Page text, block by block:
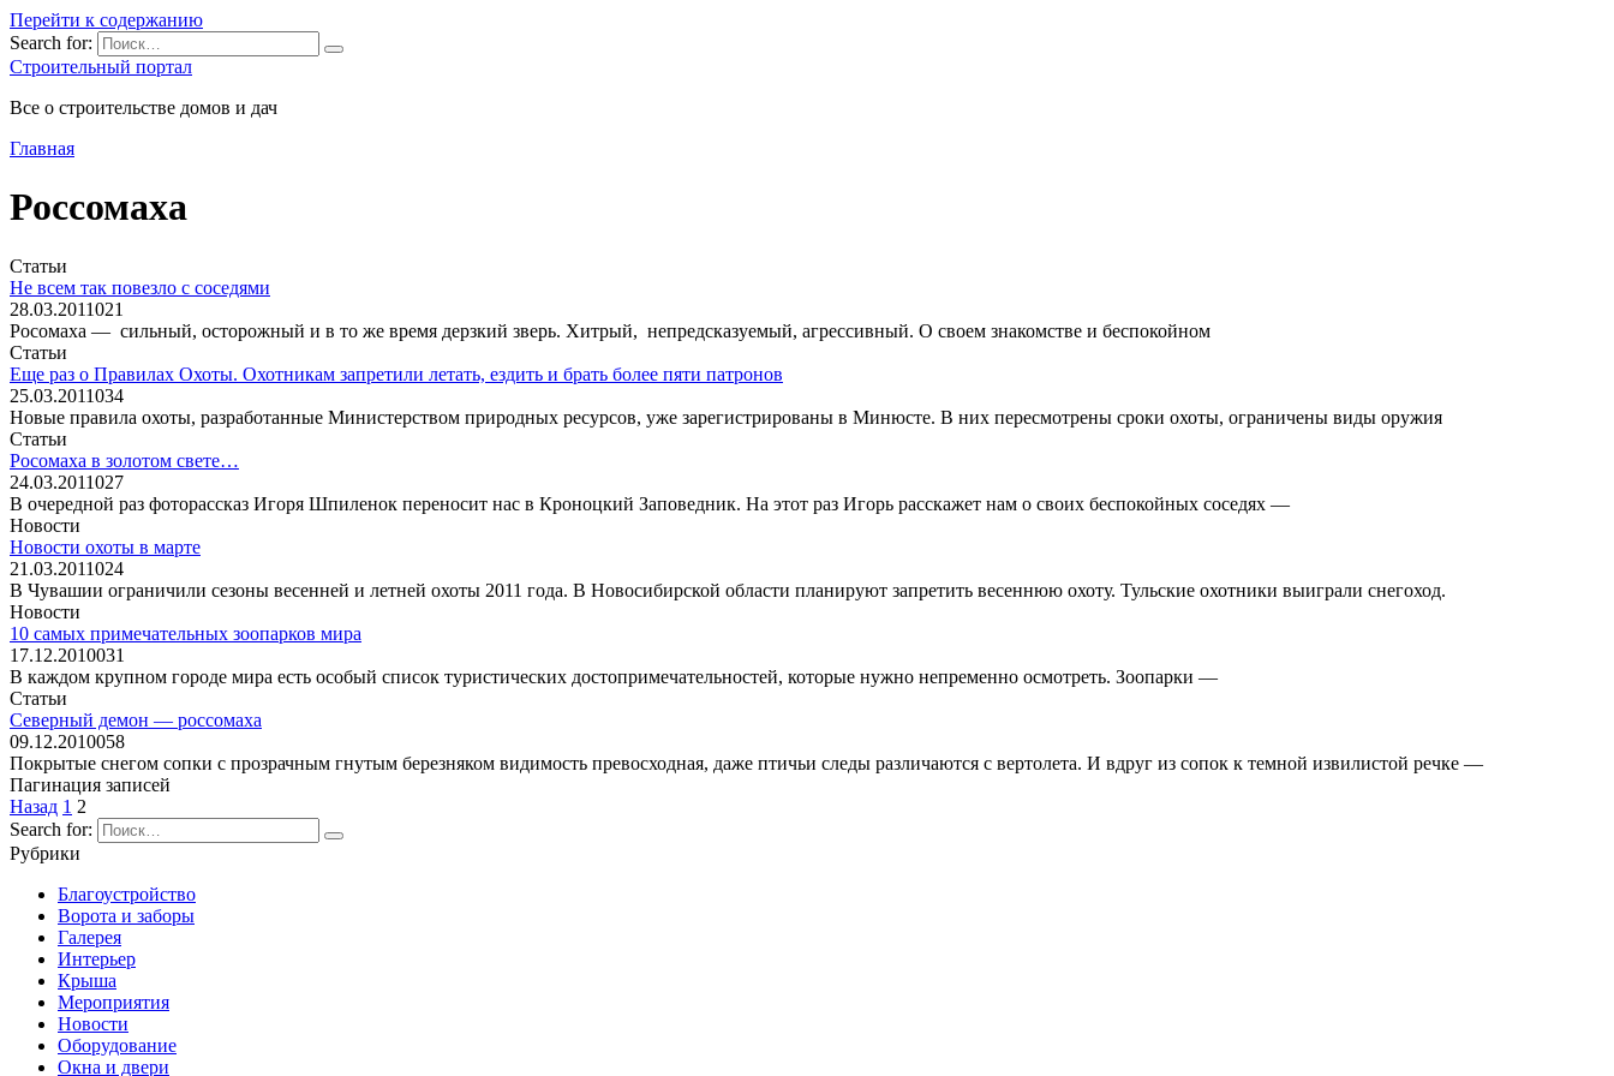
Перейти к содержанию
Search for:
Строительный портал
Все о строительстве домов и дач
Главная
Россомаха
Статьи
Не всем так повезло с соседями
28.03.2011021
Росомаха — сильный, осторожный и в то же время дерзкий зверь. Хитрый, непредсказуемый, агрессивный. О своем знакомстве и беспокойном
Статьи
Еще раз о Правилах Охоты. Охотникам запретили летать, ездить и брать более пяти патронов
25.03.2011034
Новые правила охоты, разработанные Министерством природных ресурсов, уже зарегистрированы в Минюсте. В них пересмотрены сроки охоты, ограничены виды оружия
Статьи
Росомаха в золотом свете…
24.03.2011027
В очередной раз фоторассказ Игоря Шпиленок переносит нас в Кроноцкий Заповедник. На этот раз Игорь расскажет нам о своих беспокойных соседях —
Новости
Новости охоты в марте
21.03.2011024
В Чувашии ограничили сезоны весенней и летней охоты 2011 года. В Новосибирской области планируют запретить весеннюю охоту. Тульские охотники выиграли снегоход.
Новости
10 самых примечательных зоопарков мира
17.12.2010031
В каждом крупном городе мира есть особый список туристических достопримечательностей, которые нужно непременно осмотреть. Зоопарки —
Статьи
Северный демон — россомаха
09.12.2010058
Покрытые снегом сопки с прозрачным гнутым березняком видимость превосходная, даже птичьи следы различаются с вертолета. И вдруг из сопок к темной извилистой речке —
Пагинация записей
Назад 1 2
Search for:
Рубрики
Благоустройство
Ворота и заборы
Галерея
Интерьер
Крыша
Мероприятия
Новости
Оборудование
Окна и двери